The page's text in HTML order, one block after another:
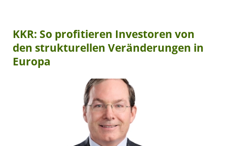
KKR: So profitieren Investoren von
den strukturellen Veränderungen in
Europa